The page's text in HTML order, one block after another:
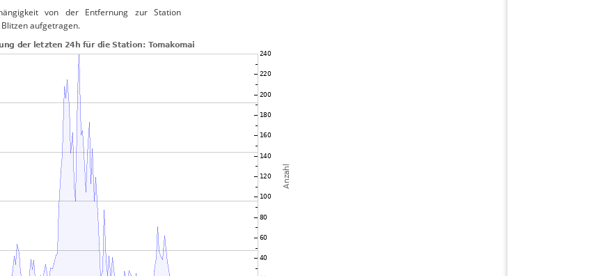
von der Entfernung zur Station
aufgetragen.